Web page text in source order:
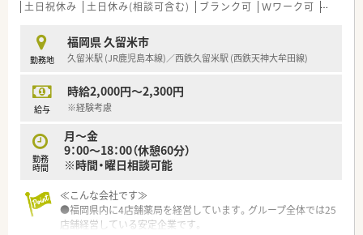
土日祝休み 土日休み(相談可含む) ブランク可 Ｗワーク可 車通勤
勤務地
福岡県 久留米市
久留米駅 (JR鹿児島本線)／西鉄久留米駅 (西鉄天神大牟田線)
給与
時給2,000円～2,300円
※経験考慮
勤務
時間
月～金
9：00～18：00（休憩60分）
※時間・曜日相談可能
≪こんな会社です≫
●福岡県内に4店舗薬局を経営しています。グループ全体では25
店舗経営している安定企業です。